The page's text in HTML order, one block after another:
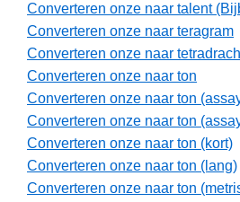
Converteren onze naar talent
Converteren onze naar teragram
Converteren onze naar
Converteren onze naar ton
Converteren onze naar ton
Converteren onze naar ton
Converteren onze naar ton (kort)
Converteren onze naar ton (lang)
Converteren onze naar ton